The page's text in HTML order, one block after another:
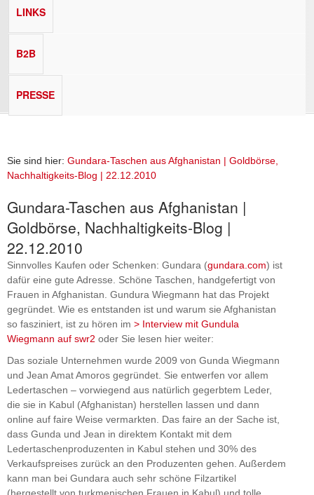
LINKS
B2B
PRESSE
Sie sind hier: Gundara-Taschen aus Afghanistan | Goldbörse,
Nachhaltigkeits-Blog | 22.12.2010
Gundara-Taschen aus Afghanistan |
Goldbörse, Nachhaltigkeits-Blog |
22.12.2010
Sinnvolles Kaufen oder Schenken: Gundara (gundara.com) ist
dafür eine gute Adresse. Schöne Taschen, handgefertigt von
Frauen in Afghanistan. Gundura Wiegmann hat das Projekt
gegründet. Wie es entstanden ist und warum sie Afghanistan
so fasziniert, ist zu hören im > Interview mit Gundula
Wiegmann auf swr2 oder Sie lesen hier weiter:
Das soziale Unternehmen wurde 2009 von Gunda Wiegmann
und Jean Amat Amoros gegründet. Sie entwerfen vor allem
Ledertaschen – vorwiegend aus natürlich gegerbtem Leder,
die sie in Kabul (Afghanistan) herstellen lassen und dann
online auf faire Weise vermarkten. Das faire an der Sache ist,
dass Gunda und Jean in direktem Kontakt mit dem
Ledertaschenproduzenten in Kabul stehen und 30% des
Verkaufspreises zurück an den Produzenten gehen. Außerdem
kann man bei Gundara auch sehr schöne Filzartikel